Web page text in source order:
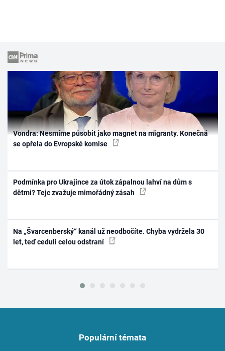
Vondra: Nesmíme působit jako magnet na migranty. Konečná
se opřela do Evropské komise
Podmínka pro Ukrajince za útok zápalnou lahví na dům s
dětmi? Tejc zvažuje mimořádný zásah
Na „Švarcenberský“ kanál už neodbočíte. Chyba vydržela 30
let, teď ceduli celou odstraní
Populární témata